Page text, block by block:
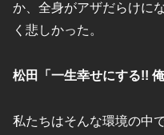
か、全身がアザだらけに
く悲しかった。
松田「一生幸せにする!!
私たちはそんな環境の中